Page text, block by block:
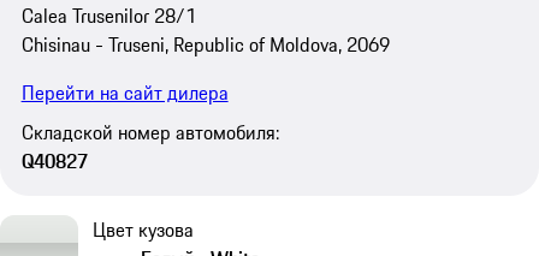
Calea Trusenilor 28/1
Chisinau - Truseni, Republic of Moldova, 2069
Перейти на сайт дилера
Складской номер автомобиля:
Q40827
Цвет кузова